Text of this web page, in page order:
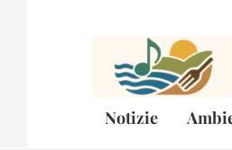
Notizie